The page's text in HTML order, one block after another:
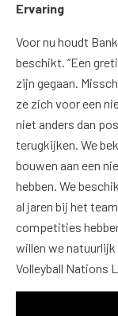
Ervaring
Voor nu houdt
beschikt. “Een
zijn gegaan.
ze zich voor een
niet anders dan
terugkijken. We
bouwen aan een
hebben. We
al jaren bij het
competities
willen we
Volleyball Nations